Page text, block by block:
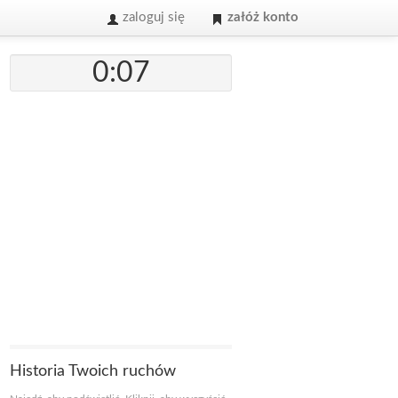
zaloguj się załóż konto
0:07
Historia Twoich ruchów